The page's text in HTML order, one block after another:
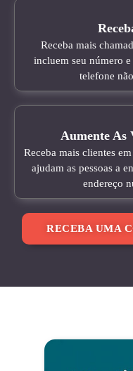
Receba mais
incluem seu número
telefone
Aumente As
Receba mais clientes
ajudam as pessoas a
endereço
RECEBA UMA